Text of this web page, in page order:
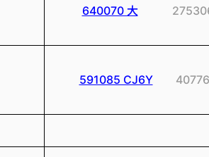
640070 大
591085 CJ6Y